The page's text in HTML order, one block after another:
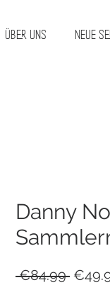
Über uns Neue
Danny
€84.99